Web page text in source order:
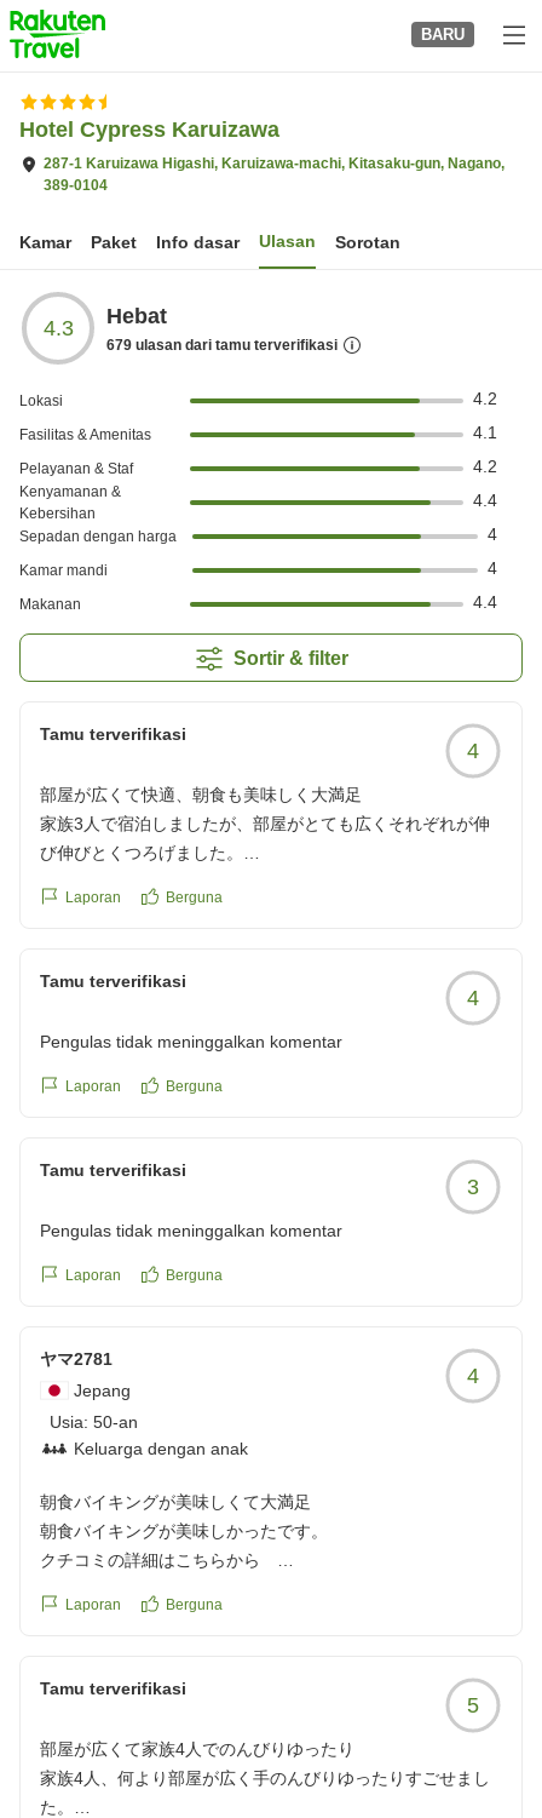
to
top
page
BARU
Hotel Cypress Karuizawa
287-1 Karuizawa Higashi, Karuizawa-machi, Kitasaku-gun, Nagano,
389-0104
Kamar Paket Info dasar Ulasan Sorotan
4.3 Hebat
679 ulasan dari tamu terverifikasi
Lokasi 4.2
Fasilitas & Amenitas 4.1
Pelayanan & Staf 4.2
Kenyamanan &
Kebersihan
4.4
Sepadan dengan harga 4
Kamar mandi 4
Makanan 4.4
Sortir & filter
Tamu terverifikasi
4
部屋が広くて快適、朝食も美味しく大満足
家族3人で宿泊しましたが、部屋がとても広くそれぞれが伸
び伸びとくつろげました。
また是非泊まりたいです。
Laporan Berguna
Tamu terverifikasi
4
Pengulas tidak meninggalkan komentar
Laporan Berguna
Tamu terverifikasi
3
Pengulas tidak meninggalkan komentar
Laporan Berguna
ヤマ2781
Jepang
Usia: 50-an
Keluarga dengan anak
4
朝食バイキングが美味しくて大満足
朝食バイキングが美味しかったです。
クチコミの詳細はこちらから
reviewId=33123478434830
Laporan Berguna
Tamu terverifikasi
5
部屋が広くて家族4人でのんびりゆったり
家族4人、何より部屋が広く手のんびりゆったりすごせまし
た。